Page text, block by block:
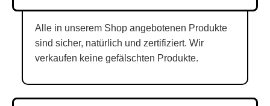
Alle in unserem Shop angebotenen Produkte
sind sicher, natürlich und zertifiziert. Wir
verkaufen keine gefälschten Produkte.